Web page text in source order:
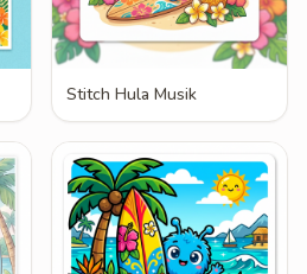
Stitch Hula Musik